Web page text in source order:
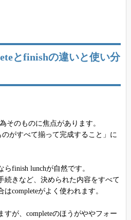
とfinishの違いと使い分
そのものに焦点があります。
がすべて揃って完成すること」に
finish lunchが自然です。
続きなど、決められた内容をすべて
completeがよく使われます。
すが、completeのほうがややフォー